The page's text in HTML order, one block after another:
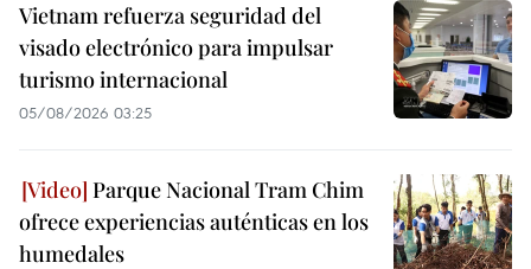
Vietnam refuerza seguridad del
visado electrónico para impulsar
turismo internacional
05/08/2026 03:25
Parque Nacional Tram Chim
ofrece experiencias auténticas en los
humedales